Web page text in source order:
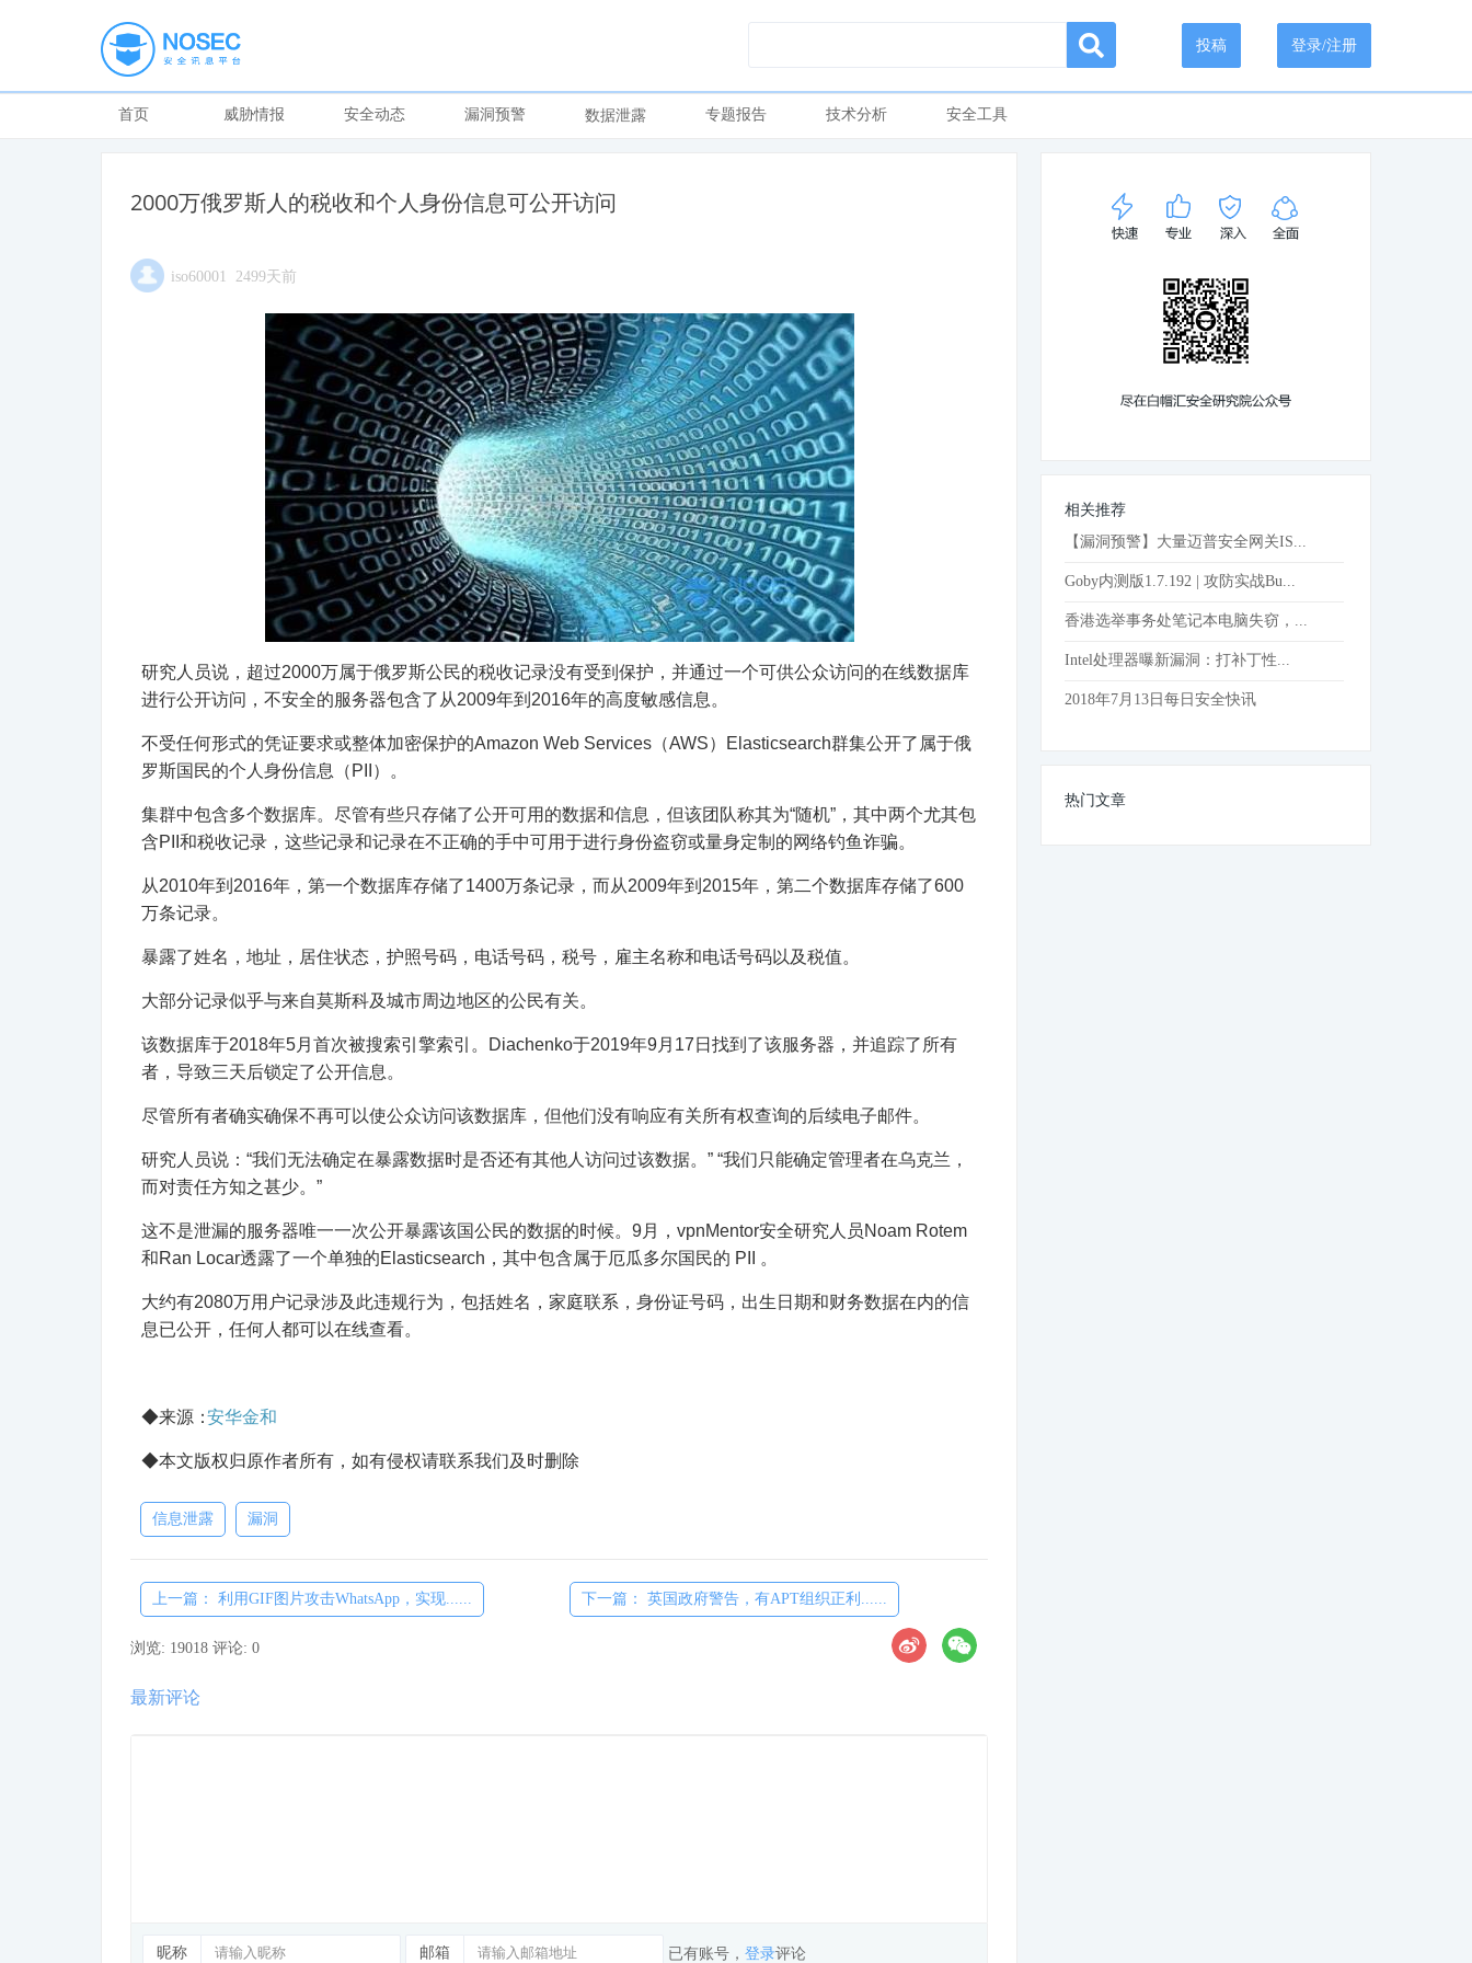
登录/注册
投稿
首页 威胁情报 安全动态 漏洞预警 数据泄露 专题报告 技术分析 安全工具
2000万俄罗斯人的税收和个人身份信息可公开访问
iso60001 2499天前
研究人员说，超过2000万属于俄罗斯公民的税收记录没有受到保护，并通过一个可供公众访问的在线数据库
进行公开访问，不安全的服务器包含了从2009年到2016年的高度敏感信息。
不受任何形式的凭证要求或整体加密保护的Amazon Web Services（AWS）Elasticsearch群集公开了属于俄
罗斯国民的个人身份信息（PII）。
集群中包含多个数据库。尽管有些只存储了公开可用的数据和信息，但该团队称其为“随机”，其中两个尤其包
含PII和税收记录，这些记录和记录在不正确的手中可用于进行身份盗窃或量身定制的网络钓鱼诈骗。
从2010年到2016年，第一个数据库存储了1400万条记录，而从2009年到2015年，第二个数据库存储了600
万条记录。
暴露了姓名，地址，居住状态，护照号码，电话号码，税号，雇主名称和电话号码以及税值。
大部分记录似乎与来自莫斯科及城市周边地区的公民有关。
该数据库于2018年5月首次被搜索引擎索引。Diachenko于2019年9月17日找到了该服务器，并追踪了所有
者，导致三天后锁定了公开信息。
尽管所有者确实确保不再可以使公众访问该数据库，但他们没有响应有关所有权查询的后续电子邮件。
研究人员说：“我们无法确定在暴露数据时是否还有其他人访问过该数据。” “我们只能确定管理者在乌克兰，
而对责任方知之甚少。”
这不是泄漏的服务器唯一一次公开暴露该国公民的数据的时候。9月，vpnMentor安全研究人员Noam Rotem
和Ran Locar透露了一个单独的Elasticsearch，其中包含属于厄瓜多尔国民的 PII 。
大约有2080万用户记录涉及此违规行为，包括姓名，家庭联系，身份证号码，出生日期和财务数据在内的信
息已公开，任何人都可以在线查看。
◆来源：安华金和
◆本文版权归原作者所有，如有侵权请联系我们及时删除
信息泄露 漏洞
上一篇： 利用GIF图片攻击WhatsApp，实现...... 下一篇： 英国政府警告，有APT组织正利......
浏览: 19018 评论: 0
最新评论
昵称 邮箱 已有账号， 登录评论
相关推荐
【漏洞预警】大量迈普安全网关IS...
Goby内测版1.7.192 | 攻防实战Bu...
香港选举事务处笔记本电脑失窃，...
Intel处理器曝新漏洞：打补丁性...
2018年7月13日每日安全快讯
热门文章